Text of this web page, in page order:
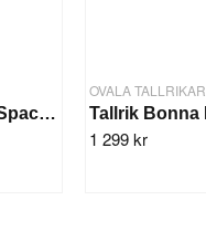
Tallrik Bonna Space Oval 24x14cm/12st
OVALA TALLRIKAR
1 299 kr